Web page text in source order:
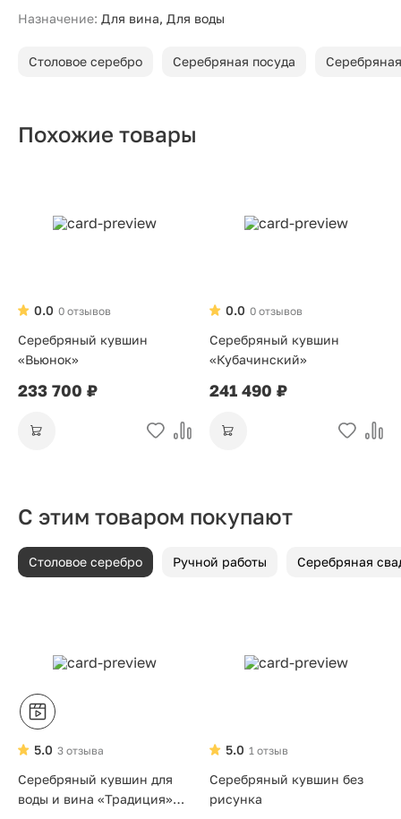
Назначение: Для вина, Для воды
Столовое серебро Серебряная посуда
Похожие товары
0 отзывов
0.0
Серебряный кувшин
«Вьюнок»
233 700 ₽
0 отзывов
0.0
Серебряный кувшин
«Кубачинский»
241 490 ₽
С этим товаром покупают
Столовое серебро Ручной работы Серебряная
3 отзыва
5.0
Серебряный кувшин для
воды и вина «Традиция»
1 отзыв
5.0
Серебряный кувшин без
рисунка